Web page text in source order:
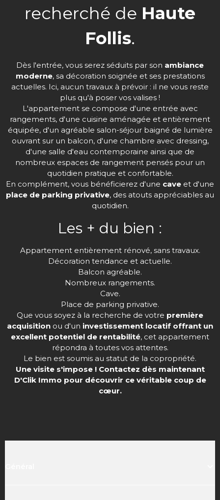
recherché de Haute
Follis.
Dès l'entrée, vous serez séduits par son ambiance
moderne, sa décoration soignée et ses prestations
actuelles. Ici, aucun travaux à prévoir : il ne vous reste
plus qu'à poser vos valises !
L'appartement se compose d'une entrée avec
rangements, d'une cuisine aménagée et entièrement
équipée, d'un agréable salon-séjour baigné de lumière
ouvrant sur un balcon, d'une chambre avec dressing,
d'une salle d'eau contemporaine ainsi que de
nombreux espaces de rangement pensés pour un
quotidien pratique et confortable.
En complément, vous bénéficierez d'une cave et d'une
place de parking privative, des atouts appréciables au
quotidien.
Les + du bien :
Appartement entièrement rénové, sans travaux.
Décoration tendance et actuelle.
Balcon agréable.
Nombreux rangements.
Cave.
Place de parking privative.
Que vous soyez à la recherche de votre première
acquisition ou d'un investissement locatif offrant un
excellent potentiel de rentabilité, cet appartement
répondra à toutes vos attentes.
Le bien est soumis au statut de la copropriété.
Une visite s'impose ! Contactez dès maintenant
D'Clik Immo pour découvrir ce véritable coup de
cœur.